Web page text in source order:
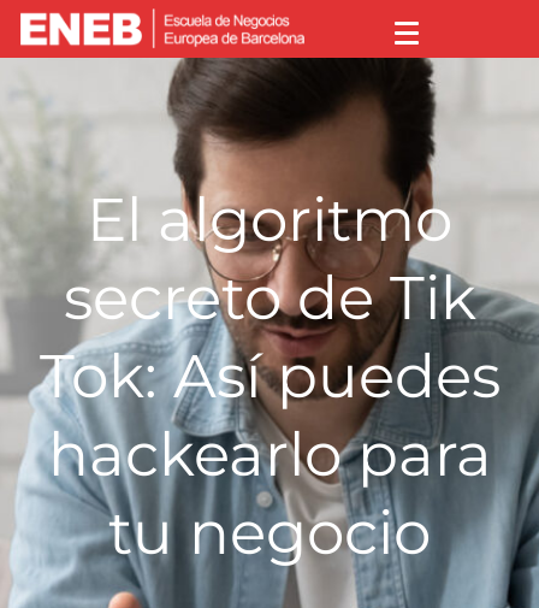
El algoritmo
secreto de Tik
Tok: Así puedes
hackearlo para
tu negocio